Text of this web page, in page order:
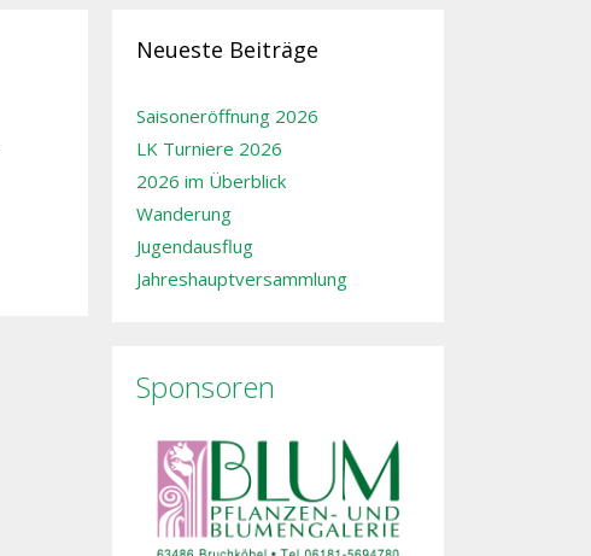
Neueste Beiträge
Saisoneröffnung 2026
LK Turniere 2026
2026 im Überblick
Wanderung
Jugendausflug
Jahreshauptversammlung
Sponsoren